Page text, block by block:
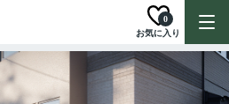
お気に入り
0